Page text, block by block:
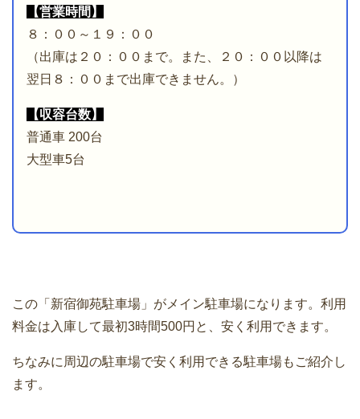
【営業時間】
８：００～１９：００
（出庫は２０：００まで。また、２０：００以降は
翌日８：００まで出庫できません。）
【収容台数】
普通車 200台
大型車5台
この「新宿御苑駐車場」がメイン駐車場になります。利用
料金は入庫して最初3時間500円と、安く利用できます。
ちなみに周辺の駐車場で安く利用できる駐車場もご紹介し
ます。